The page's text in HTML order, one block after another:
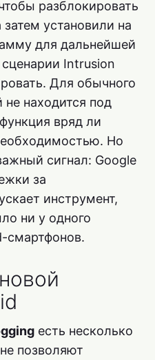
разблокировать
установили на
для дальнейшей
Intrusion
Для обычного
не находится под
вряд ли
Но
сигнал: Google
за
инструмент,
ни у одного
смартфонов.
есть несколько
позволяют